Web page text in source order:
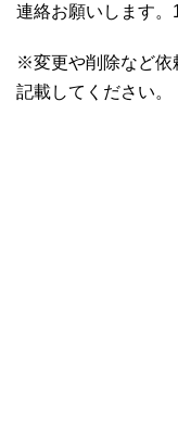
連絡お願いします。
※変更や削除など依
記載してください。